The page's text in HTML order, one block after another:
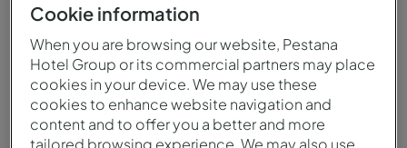
Familie Romantisch
Cookie information
When you are browsing our website, Pestana
Hotel Group or its commercial partners may place
cookies in your device. We may use these
cookies to enhance website navigation and
content and to offer you a better and more
tailored browsing experience. We may also use